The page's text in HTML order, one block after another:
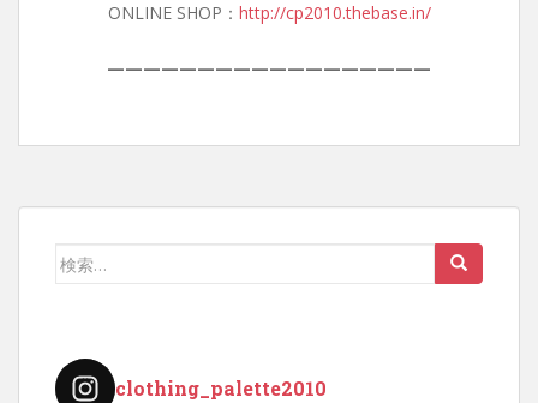
ONLINE SHOP： http://cp2010.thebase.in/
——————————————————
検
clothing_palette2010